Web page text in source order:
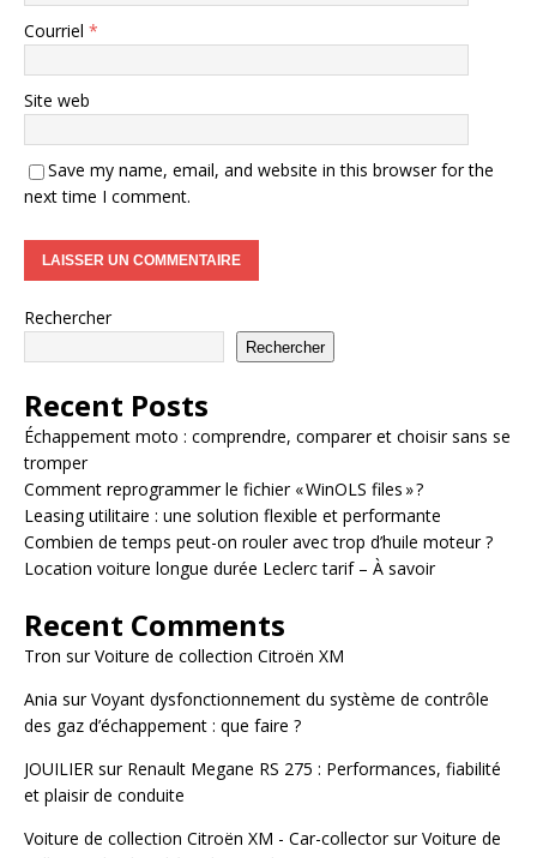
Courriel *
Site web
Save my name, email, and website in this browser for the
next time I comment.
Rechercher
Rechercher
Recent Posts
Échappement moto : comprendre, comparer et choisir sans se
tromper
Comment reprogrammer le fichier « WinOLS files » ?
Leasing utilitaire : une solution flexible et performante
Combien de temps peut-on rouler avec trop d’huile moteur ?
Location voiture longue durée Leclerc tarif – À savoir
Recent Comments
Tron surVoiture de collection Citroën XM
Ania surVoyant dysfonctionnement du système de contrôle
des gaz d’échappement : que faire ?
JOUILIER sur Renault Megane RS 275 : Performances, fiabilité
et plaisir de conduite
Voiture de collection Citroën XM - Car-collectorsurVoiture de